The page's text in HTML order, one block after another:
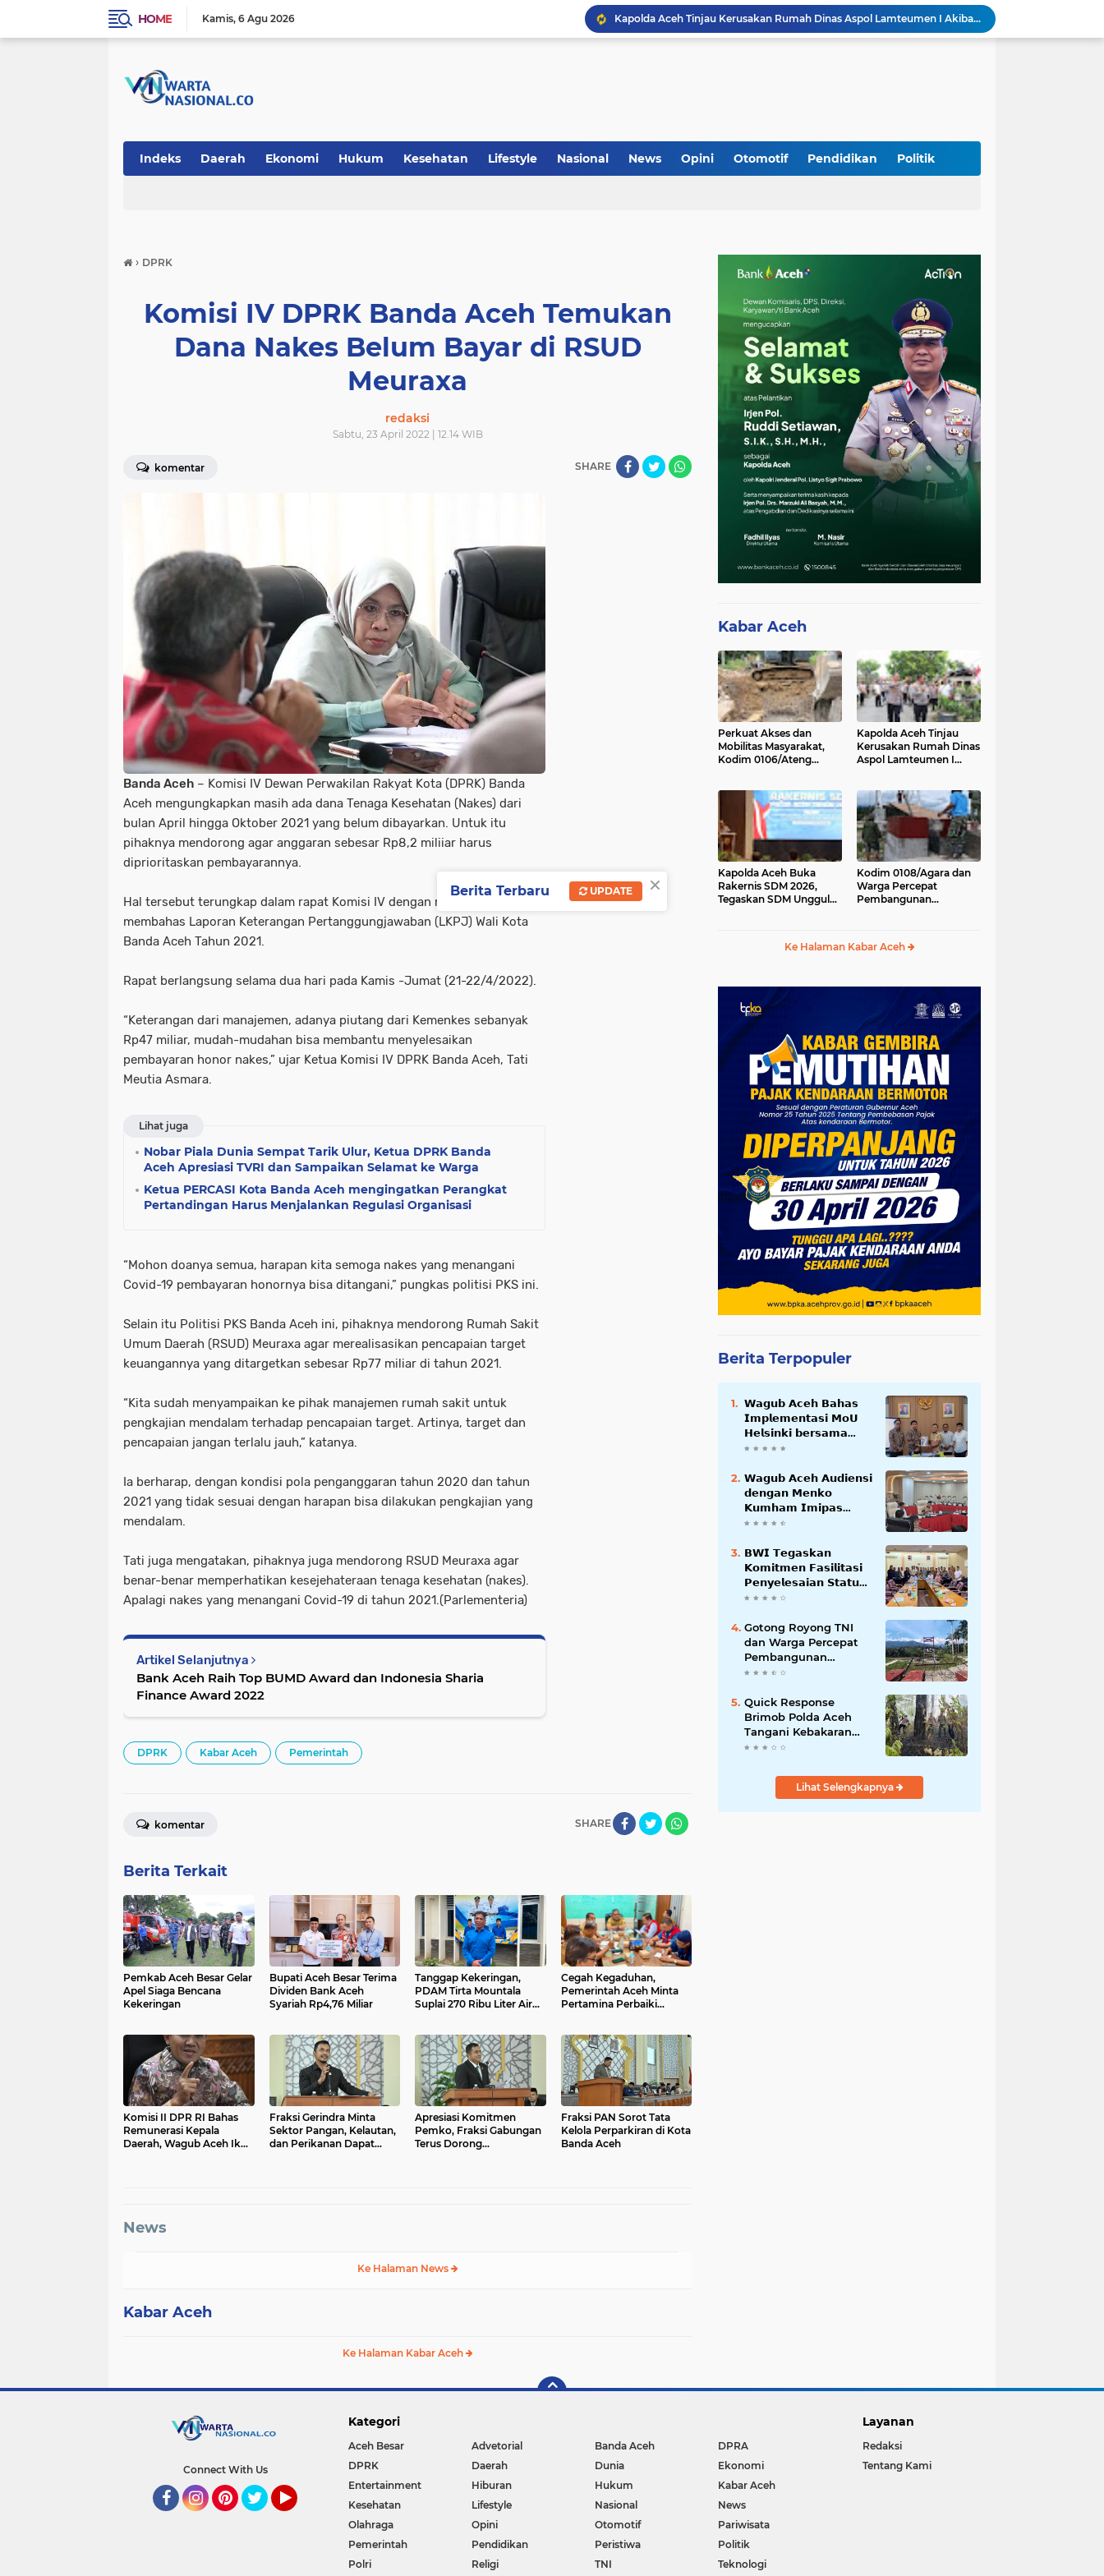
HOME Kamis 6 Agu 2026
Kapolda Aceh Tinjau Kerusakan Rumah Dinas Aspol Lamteumen I Akibat Angin Kencang Disertai Hujan
Kodim Kota Banda Aceh Gelar Sidang Usul Kenaikan Pangkat Bintara dan Tamtama Periode 1 April 2027
Perkuat Akses dan Mobilitas Masyarakat, Kodim 0106/Ateng Dukung Pembangunan Jembatan Beton di Rusip Antara, Aceh Tengah
Indeks Daerah Ekonomi Hukum Kesehatan Lifestyle Nasional News Opini Otomotif Pendidikan Politik
› DPRK
Komisi IV DPRK Banda Aceh Temukan
Dana Nakes Belum Bayar di RSUD
Meuraxa
redaksi
Sabtu, 23 April 2022 | 12.14 WIB
komentar SHARE
Banda Aceh – Komisi IV Dewan Perwakilan Rakyat Kota (DPRK) Banda
Aceh mengungkapkan masih ada dana Tenaga Kesehatan (Nakes) dari
bulan April hingga Oktober 2021 yang belum dibayarkan. Untuk itu
pihaknya mendorong agar anggaran sebesar Rp8,2 miliiar harus
diprioritaskan pembayarannya.
Hal tersebut terungkap dalam rapat Komisi IV dengan mitra komisi untuk
membahas Laporan Keterangan Pertanggungjawaban (LKPJ) Wali Kota
Banda Aceh Tahun 2021.
Rapat berlangsung selama dua hari pada Kamis -Jumat (21-22/4/2022).
“Keterangan dari manajemen, adanya piutang dari Kemenkes sebanyak
Rp47 miliar, mudah-mudahan bisa membantu menyelesaikan
pembayaran honor nakes,” ujar Ketua Komisi IV DPRK Banda Aceh, Tati
Meutia Asmara.
Lihat juga
Nobar Piala Dunia Sempat Tarik Ulur, Ketua DPRK Banda
Aceh Apresiasi TVRI dan Sampaikan Selamat ke Warga
Ketua PERCASI Kota Banda Aceh mengingatkan Perangkat
Pertandingan Harus Menjalankan Regulasi Organisasi
“Mohon doanya semua, harapan kita semoga nakes yang menangani
Covid-19 pembayaran honornya bisa ditangani,” pungkas politisi PKS ini.
Selain itu Politisi PKS Banda Aceh ini, pihaknya mendorong Rumah Sakit
Umum Daerah (RSUD) Meuraxa agar merealisasikan pencapaian target
keuangannya yang ditargetkan sebesar Rp77 miliar di tahun 2021.
“Kita sudah menyampaikan ke pihak manajemen rumah sakit untuk
pengkajian mendalam terhadap pencapaian target. Artinya, target dan
pencapaian jangan terlalu jauh,” katanya.
Ia berharap, dengan kondisi pola penganggaran tahun 2020 dan tahun
2021 yang tidak sesuai dengan harapan bisa dilakukan pengkajian yang
mendalam.
Tati juga mengatakan, pihaknya juga mendorong RSUD Meuraxa agar
benar-benar memperhatikan kesejehateraan tenaga kesehatan (nakes).
Apalagi nakes yang menangani Covid-19 di tahun 2021.(Parlementeria)
Artikel Selanjutnya
Bank Aceh Raih Top BUMD Award dan Indonesia Sharia
Finance Award 2022
DPRK Kabar Aceh Pemerintah
SHARE
komentar
Berita Terkait
Pemkab Aceh Besar Gelar
Apel Siaga Bencana
Kekeringan
Bupati Aceh Besar Terima
Dividen Bank Aceh
Syariah Rp4,76 Miliar
Tanggap Kekeringan,
PDAM Tirta Mountala
Suplai 270 Ribu Liter Air
Cegah Kegaduhan,
Pemerintah Aceh Minta
Pertamina Perbaiki
Komisi II DPR RI Bahas
Remunerasi Kepala
Daerah, Wagub Aceh Ikut
Fraksi Gerindra Minta
Sektor Pangan, Kelautan,
dan Perikanan Dapat
Apresiasi Komitmen
Pemko, Fraksi Gabungan
Terus Dorong
Fraksi PAN Sorot Tata
Kelola Perparkiran di Kota
Banda Aceh
News
Ke Halaman News
Kabar Aceh
Ke Halaman Kabar Aceh
Kabar Aceh
Perkuat Akses dan
Mobilitas Masyarakat,
Kodim 0106/Ateng
Rusip Antara, Aceh
Tengah
Kapolda Aceh Tinjau
Kerusakan Rumah Dinas
Aspol Lamteumen I
Kapolda Aceh Buka
Rakernis SDM 2026,
Tegaskan SDM Unggul
Kodim 0108/Agara dan
Warga Percepat
Pembangunan
Ke Halaman Kabar Aceh
Berita Terpopuler
𝗪𝗮𝗴𝘂𝗯 𝗔𝗰𝗲𝗵 𝗕𝗮𝗵𝗮𝘀
𝗜𝗺𝗽𝗹𝗲𝗺𝗲𝗻𝘁𝗮𝘀𝗶 𝗠𝗼𝗨
𝗛𝗲𝗹𝘀𝗶𝗻𝗸𝗶 𝗯𝗲𝗿𝘀𝗮𝗺𝗮
𝗦𝗲𝗸𝗿𝗲𝘁𝗮𝗿𝗶𝗮𝘁 𝗡𝗲𝗴𝗮𝗿𝗮
𝗪𝗮𝗴𝘂𝗯 𝗔𝗰𝗲𝗵 𝗔𝘂𝗱𝗶𝗲𝗻𝘀𝗶
𝗱𝗲𝗻𝗴𝗮𝗻 𝗠𝗲𝗻𝗸𝗼
𝗞𝘂𝗺𝗵𝗮𝗺 𝗜𝗺𝗶𝗽𝗮𝘀
𝗧𝗲𝗿𝗸𝗮𝗶𝘁 𝗦𝘁𝗮𝘁𝘂𝘀 𝗪𝗮𝗸𝗮𝗳
𝗕𝗪𝗜 𝗧𝗲𝗴𝗮𝘀𝗸𝗮𝗻
𝗞𝗼𝗺𝗶𝘁𝗺𝗲𝗻 𝗙𝗮𝘀𝗶𝗹𝗶𝘁𝗮𝘀𝗶
𝗣𝗲𝗻𝘆𝗲𝗹𝗲𝘀𝗮𝗶𝗮𝗻 𝗦𝘁𝗮𝘁𝘂𝘀
𝗪𝗮𝗸𝗮𝗳 𝗕𝗹𝗮𝗻𝗴 𝗣𝗮𝗱𝗮𝗻𝗴
Gotong Royong TNI
dan Warga Percepat
Pembangunan
Jembatan Gantung
Aceh Tenggara
Quick Response
Brimob Polda Aceh
Tangani Kebakaran
Hutan di Lembah
Lihat Selengkapnya
Connect With Us
Kategori
Aceh Besar Advetorial Banda Aceh
DPRA
DPRK
Daerah Dunia
Ekonomi
Entertainment
Hiburan Hukum
Kabar Aceh
Kesehatan
Lifestyle Nasional
News
Olahraga
Opini Otomotif
Pariwisata
Pemerintah
Pendidikan Peristiwa
Politik
Polri
Religi TNI Teknologi
Layanan
Redaksi
Tentang Kami
×
Berita Terbaru UPDATE